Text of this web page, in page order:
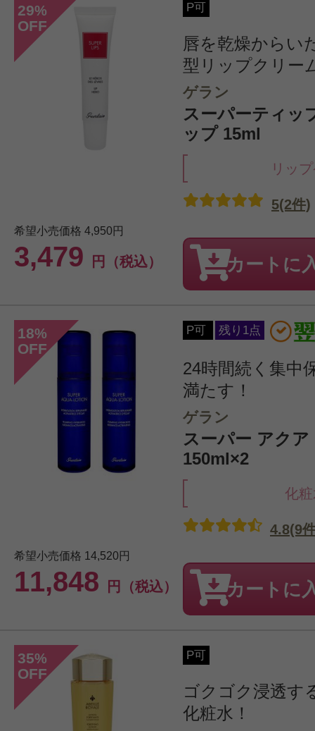
29%
OFF
P可
唇を乾燥からい
型リップクリー
ゲラン
スーパーティッ
ップ 15ml
リッ
希望小売価格 4,950円
3,479 円（税込）
5(2件)
カートに
18%
OFF
P可 残り1点
24時間続く集中
満たす！
ゲラン
スーパー アク
150ml×2
化
希望小売価格 14,520円
11,848 円（税込）
4.8(9
カートに
35%
OFF
P可
ゴクゴク浸透す
化粧水！